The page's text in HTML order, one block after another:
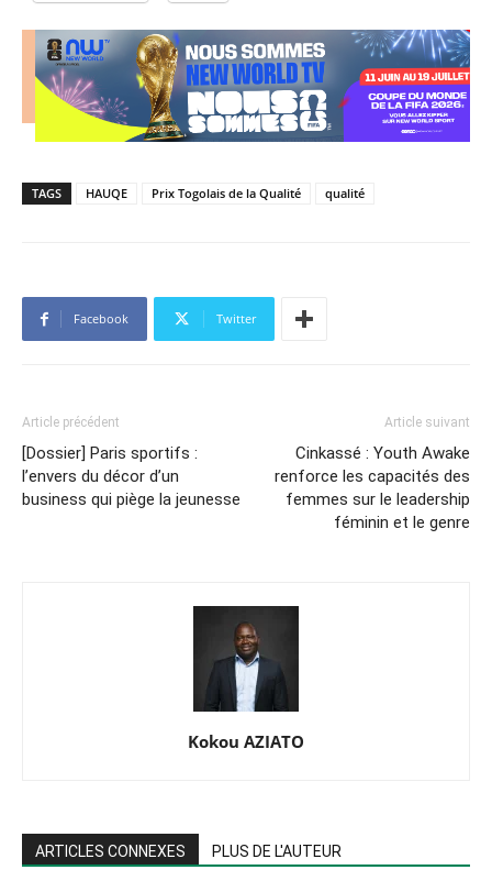
TAGS HAUQE Prix Togolais de la Qualité qualité
Facebook Twitter
Article précédent
[Dossier] Paris sportifs :
l’envers du décor d’un
business qui piège la jeunesse
Article suivant
Cinkassé : Youth Awake
renforce les capacités des
femmes sur le leadership
féminin et le genre
Kokou AZIATO
ARTICLES CONNEXES PLUS DE L'AUTEUR